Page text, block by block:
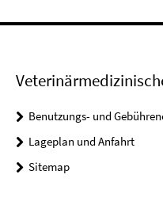
Benutzungs- und
Lageplan und Anfahrt
Sitemap